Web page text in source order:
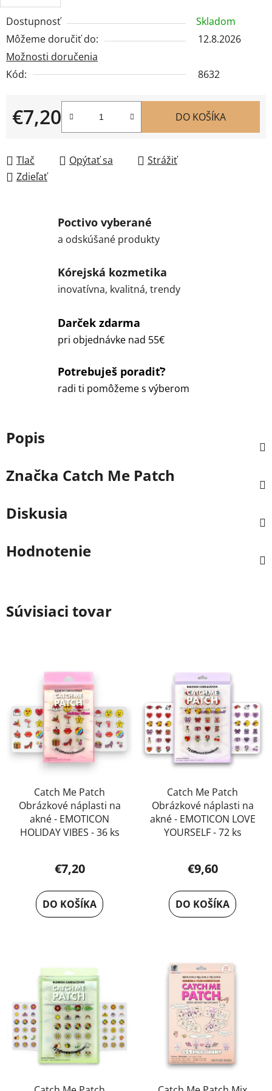
Dostupnosť
Skladom
Môžeme doručiť do:
12.8.2026
Možnosti doručenia
Kód:
8632
€7,20
Jednotková cena:
DO KOŠÍKA
Tlač Opýtať sa
Strážiť
Zdieľať
Poctivo vyberané
a odskúšané produkty
Kórejská kozmetika
inovatívna, kvalitná, trendy
Darček zdarma
pri objednávke nad 55€
Potrebuješ poradiť?
radi ti pomôžeme s výberom
Popis
Značka Catch Me Patch
Diskusia
Hodnotenie
Súvisiaci tovar
Catch Me Patch
Obrázkové náplasti na
akné - EMOTICON
HOLIDAY VIBES - 36 ks
€7,20
DO KOŠÍKA
Catch Me Patch
Obrázkové náplasti na
akné - EMOTICON LOVE
YOURSELF - 72 ks
€9,60
DO KOŠÍKA